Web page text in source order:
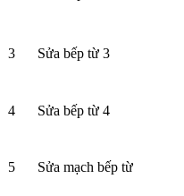
3 Sửa bếp từ 3
4 Sửa bếp từ 4
5 Sửa mạch bếp từ